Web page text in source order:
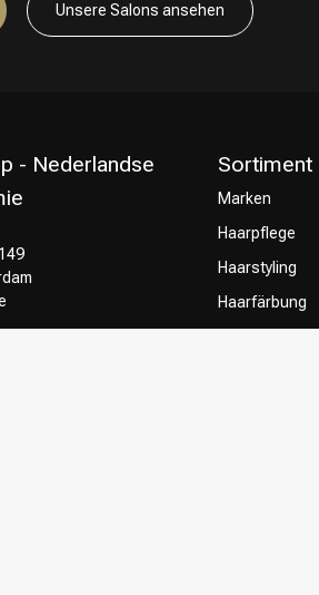
Unsere Salons ansehen
- Nederlandse
Sortiment
Marken
Haarpflege
Haarstyling
Haarfärbung